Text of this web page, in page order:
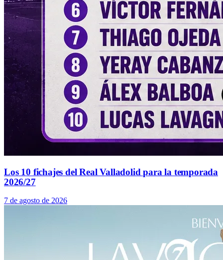
Los 10 fichajes del Real Valladolid para la temporada
2026/27
7 de agosto de 2026